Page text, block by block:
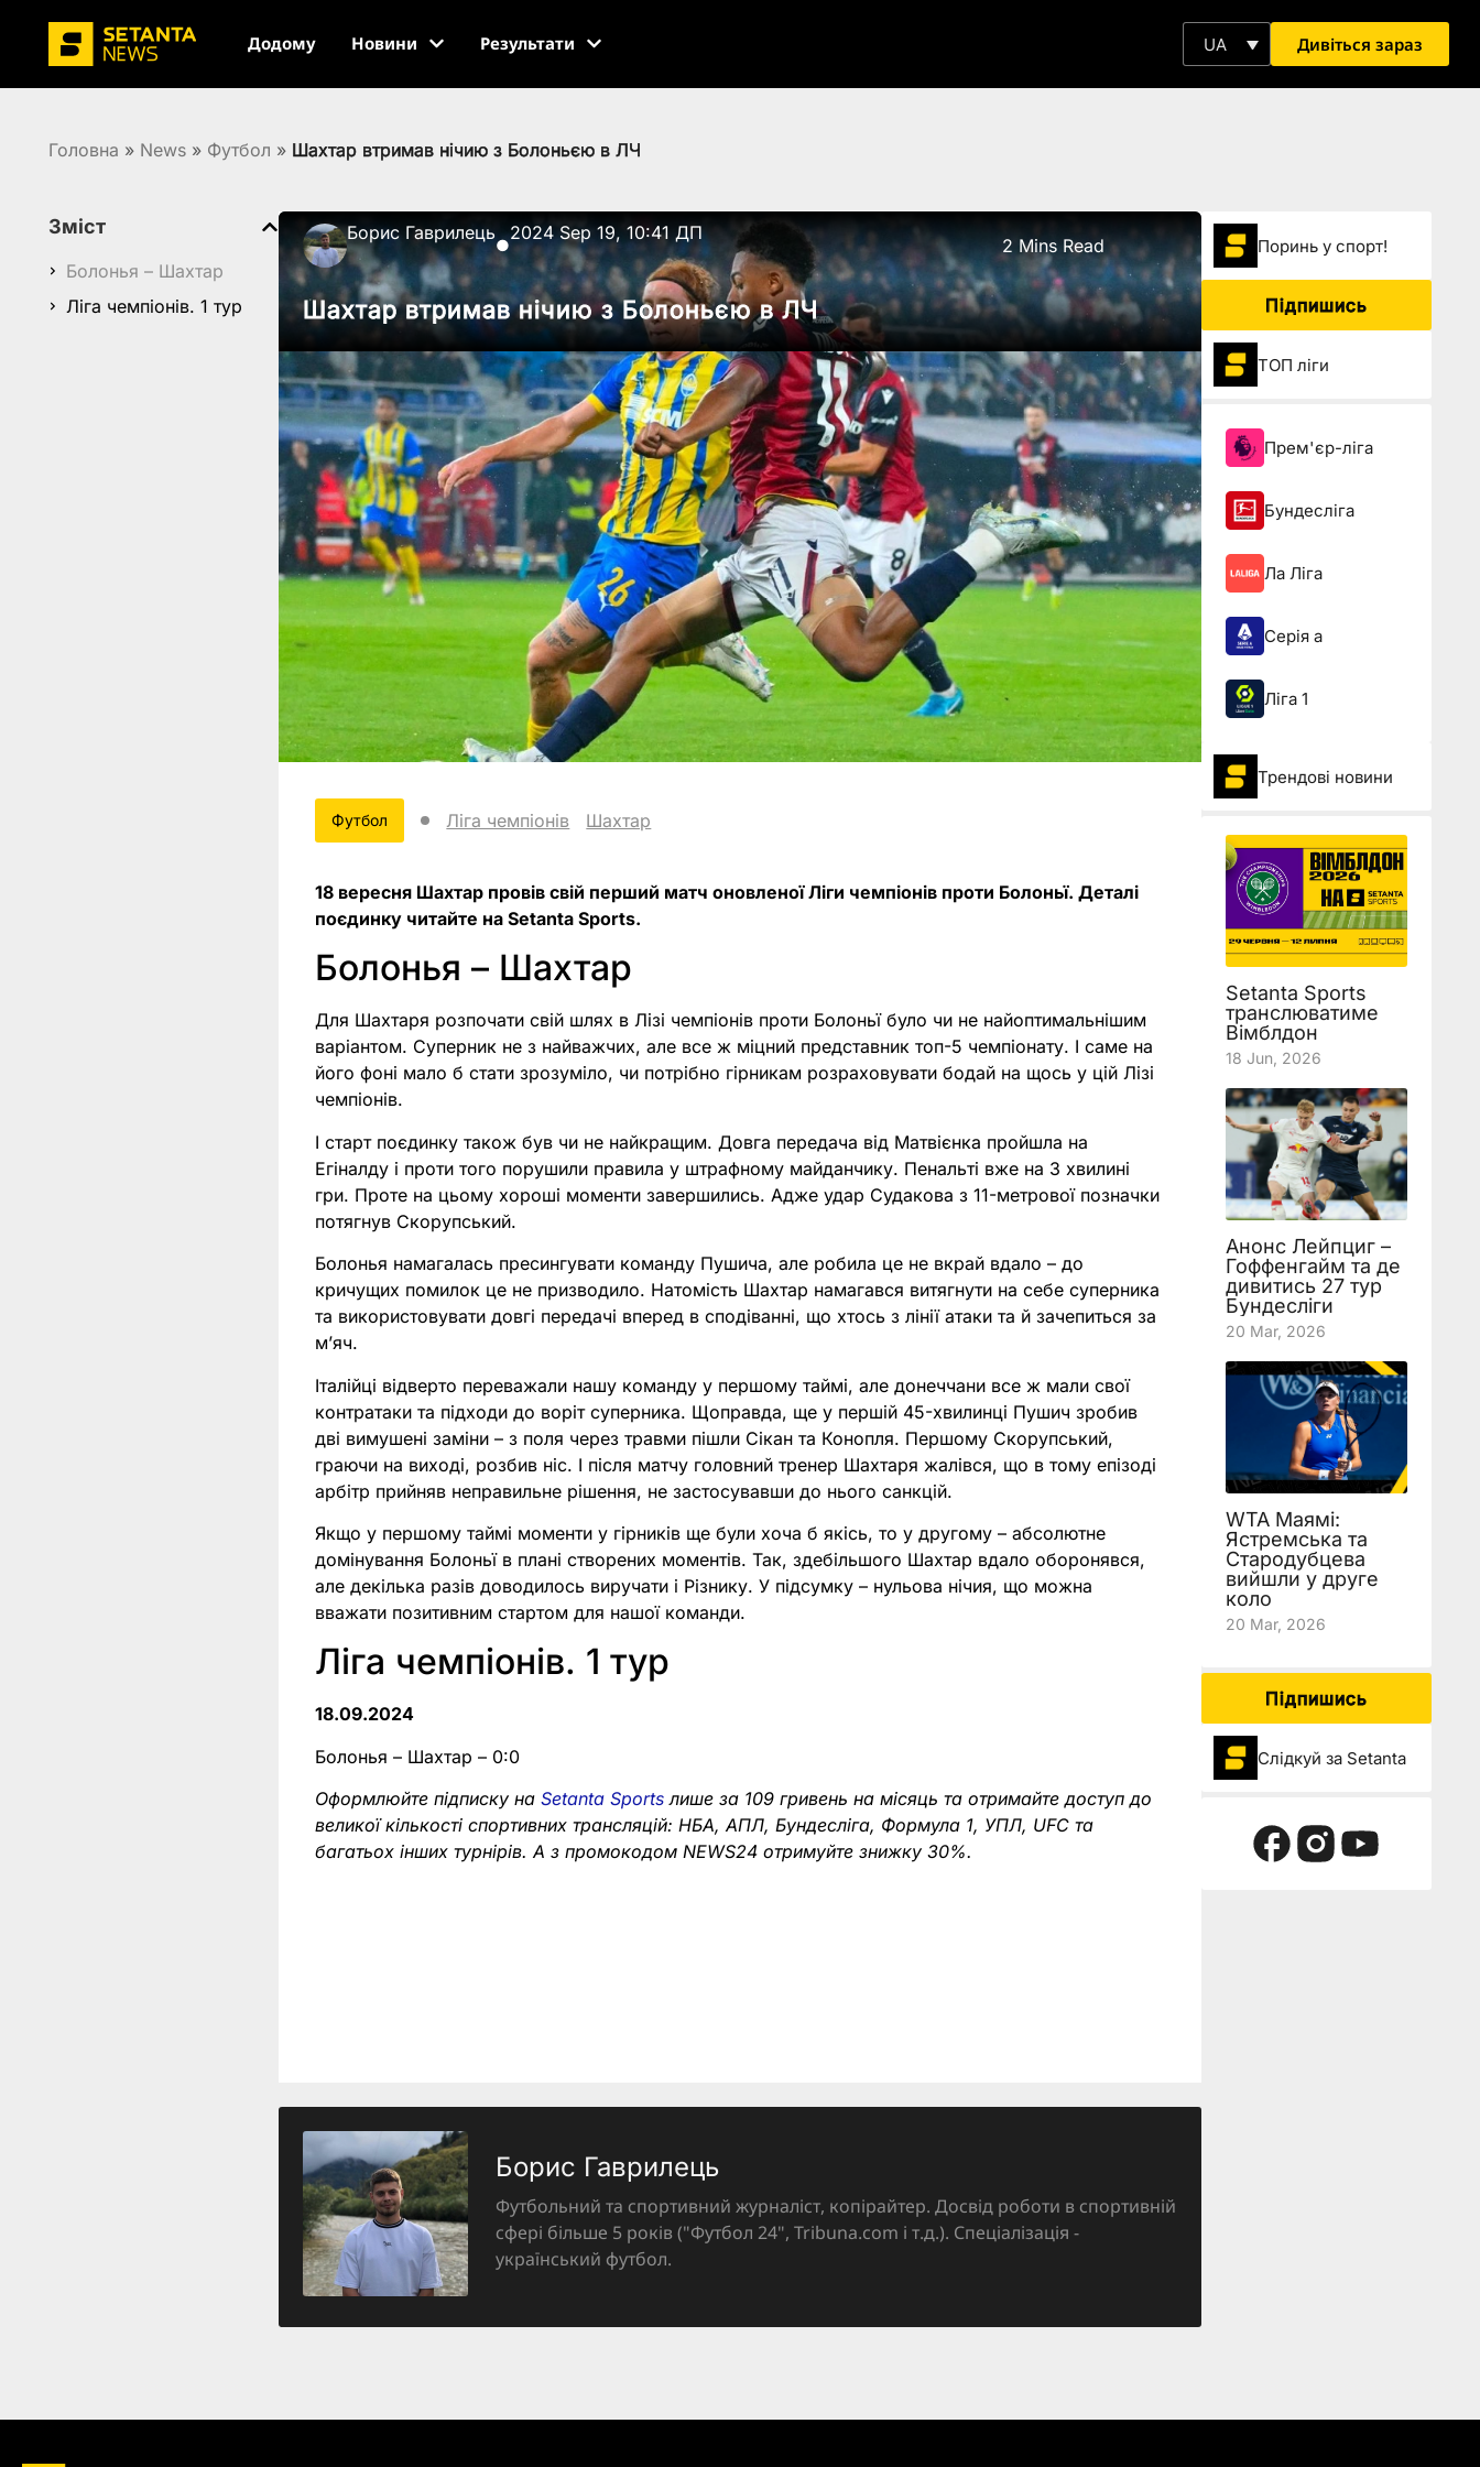
Додому Новини Результати UA Дивіться зараз
Головна » News » Футбол » Шахтар втримав нічию з Болоньєю в ЛЧ
Зміст
Болонья – Шахтар
Ліга чемпіонів. 1 тур
Борис Гаврилець
●
2024 Sep 19, 10:41 ДП
2 Mins Read
Шахтар втримав нічию з Болоньєю в ЛЧ
Футбол Ліга чемпіонів Шахтар
18 вересня Шахтар провів свій перший матч оновленої Ліги чемпіонів проти Болоньї. Деталі
поєдинку читайте на Setanta Sports.
Болонья – Шахтар
Для Шахтаря розпочати свій шлях в Лізі чемпіонів проти Болоньї було чи не найоптимальнішим
варіантом. Суперник не з найважчих, але все ж міцний представник топ-5 чемпіонату. І саме на
його фоні мало б стати зрозуміло, чи потрібно гірникам розраховувати бодай на щось у цій Лізі
чемпіонів.
І старт поєдинку також був чи не найкращим. Довга передача від Матвієнка пройшла на
Егіналду і проти того порушили правила у штрафному майданчику. Пенальті вже на 3 хвилині
гри. Проте на цьому хороші моменти завершились. Адже удар Судакова з 11-метрової позначки
потягнув Скорупський.
Болонья намагалась пресингувати команду Пушича, але робила це не вкрай вдало – до
кричущих помилок це не призводило. Натомість Шахтар намагався витягнути на себе суперника
та використовувати довгі передачі вперед в сподіванні, що хтось з лінії атаки та й зачепиться за
м’яч.
Італійці відверто переважали нашу команду у першому таймі, але донеччани все ж мали свої
контратаки та підходи до воріт суперника. Щоправда, ще у першій 45-хвилинці Пушич зробив
дві вимушені заміни – з поля через травми пішли Сікан та Конопля. Першому Скорупський,
граючи на виході, розбив ніс. І після матчу головний тренер Шахтаря жалівся, що в тому епізоді
арбітр прийняв неправильне рішення, не застосувавши до нього санкцій.
Якщо у першому таймі моменти у гірників ще були хоча б якісь, то у другому – абсолютне
домінування Болоньї в плані створених моментів. Так, здебільшого Шахтар вдало оборонявся,
але декілька разів доводилось виручати і Різнику. У підсумку – нульова нічия, що можна
вважати позитивним стартом для нашої команди.
Ліга чемпіонів. 1 тур
18.09.2024
Болонья – Шахтар – 0:0
Оформлюйте підписку наSetanta Sports лише за 109 гривень на місяць та отримайте доступ до
великої кількості спортивних трансляцій: НБА, АПЛ, Бундесліга, Формула 1, УПЛ, UFC та
багатьох інших турнірів. А з промокодом NEWS24 отримуйте знижку 30%.
Борис Гаврилець
Футбольний та спортивний журналіст, копірайтер. Досвід роботи в спортивній
сфері більше 5 років ("Футбол 24", Tribuna.com і т.д.). Спеціалізація -
український футбол.
Поринь у спорт!
Підпишись
ТОП ліги
Прем'єр-ліга
Бундесліга
Ла Ліга
Серія а
Ліга 1
Трендові новини
Setanta Sports
транслюватиме
Вімблдон
18 Jun, 2026
Анонс Лейпциг –
Гоффенгайм та де
дивитись 27 тур
Бундесліги
20 Mar, 2026
WTA Маямі:
Ястремська та
Стародубцева
вийшли у друге
коло
20 Mar, 2026
Підпишись
Слідкуй за Setanta